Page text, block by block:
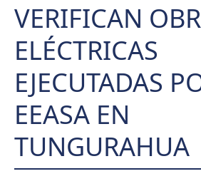
VERIFICAN
ELÉCTRICAS
EJECUTADAS
EEASA EN
TUNGURAHUA